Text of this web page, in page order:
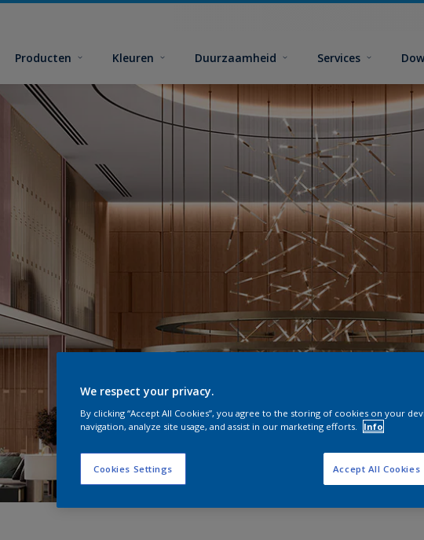
Producten Kleuren Duurzaamheid Services
We respect your privacy.
By clicking “Accept All Cookies”, you agree to the storing of cookies on your
navigation, analyze site usage, and assist in our marketing efforts.
Info
Cookies Settings Accept All Cookies